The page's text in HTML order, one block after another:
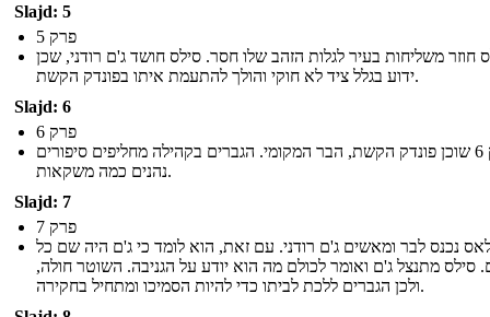
Slajd: 5
פרק 5
חוזר משליחות בעיר לגלות הזהב שלו חסר. סילס חושד ג'ם רודני, שכן
ידוע בגלל ציד לא חוקי והולך להתעמת איתו בפונדק הקשת.
Slajd: 6
פרק 6
פרק 6 שוכן פונדק הקשת, הבר המקומי. הגברים בקהילה מחליפים סיפורים
נהנים כמה משקאות.
Slajd: 7
פרק 7
נכנס לבר ומאשים ג'ם רודני. עם זאת, הוא לומד כי ג'ם היה שם כל
סילס מתנצל ג'ם ואומר לכולם מה הוא יודע על הגניבה. השוטר חולה,
ולכן הגברים ללכת לביתו כדי להיות הסמיכו ומתחיל בחקירה.